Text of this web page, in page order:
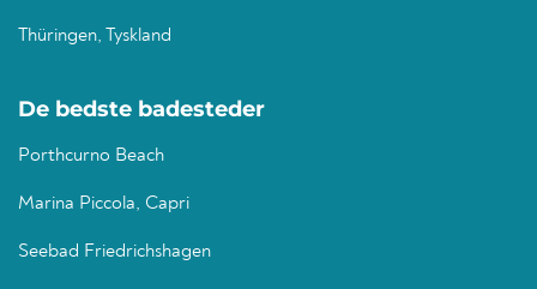
Thüringen, Tyskland
De bedste badesteder
Porthcurno Beach
Marina Piccola, Capri
Seebad Friedrichshagen